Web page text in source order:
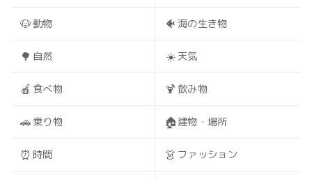
🐶 動物 🐠 海の生き物
🌳 自然 ☀️ 天気
🍎 食べ物 🍹 飲み物
🚗 乗り物 🏠 建物・場所
⏰ 時間 👗 ファッション